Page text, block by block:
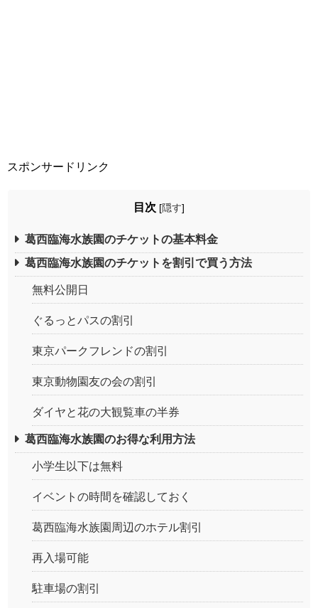
スポンサードリンク
目次 [隠す]
葛西臨海水族園のチケットの基本料金
葛西臨海水族園のチケットを割引で買う方法
無料公開日
ぐるっとパスの割引
東京パークフレンドの割引
東京動物園友の会の割引
ダイヤと花の大観覧車の半券
葛西臨海水族園のお得な利用方法
小学生以下は無料
イベントの時間を確認しておく
葛西臨海水族園周辺のホテル割引
再入場可能
駐車場の割引